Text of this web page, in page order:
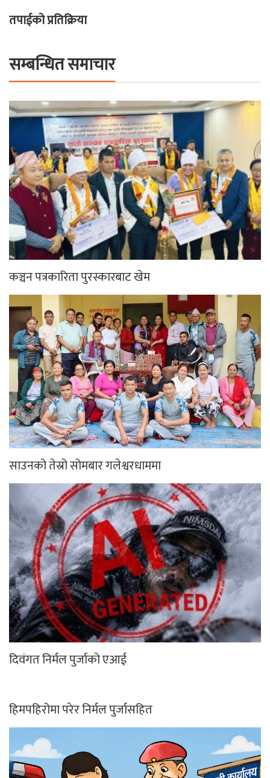
तपाईको प्रतिक्रिया
सम्बन्धित समाचार
कञ्चन पत्रकारिता पुरस्कारबाट खेम
साउनको तेस्रो सोमबार गलेश्वरधाममा
दिवंगत निर्मल पुर्जाको एआई
हिमपहिरोमा परेर निर्मल पुर्जासहित